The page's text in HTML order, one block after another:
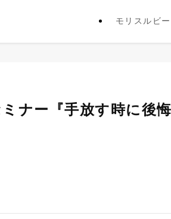
モリスルビ
ナー『手放す時に後